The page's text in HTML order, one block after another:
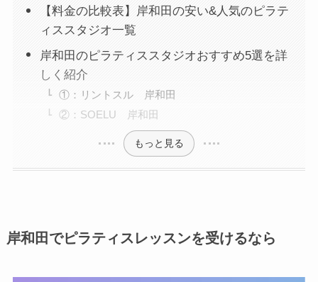
【料金の比較表】岸和田の安い&人気のピラテ
ィススタジオ一覧
岸和田のピラティススタジオおすすめ5選を詳
しく紹介
①：リントスル 岸和田
②：SOELU 岸和田
もっと見る
岸和田でピラティスレッスンを受けるなら